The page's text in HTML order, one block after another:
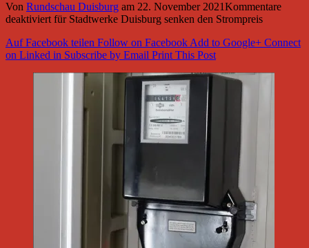
Von Rundschau Duisburg am 22. November 2021Kommentare
deaktiviertfür Stadtwerke Duisburg senken den Strompreis
Auf Facebook teilen Follow on FacebookAdd to Google+ Connect
on Linked in Subscribe by Email Print This Post